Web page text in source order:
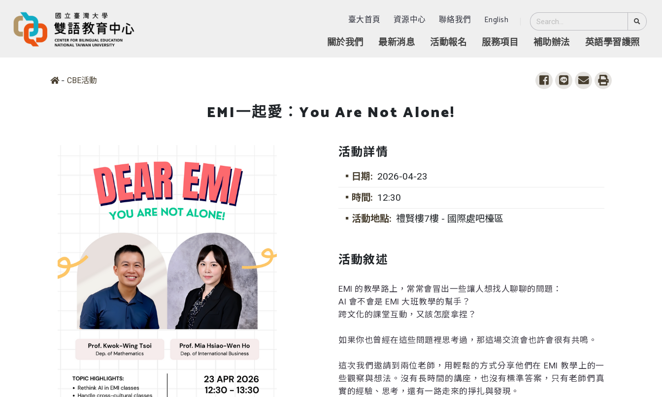
臺大首頁 資源中心 聯絡我們 English
關於我們 最新消息 活動報名 服務項目 補助辦法 英語學習護照
- CBE活動 share to facebook
share to line
share to email
print
EMI一起愛：You Are Not Alone!
活動詳情
▪日期: 2026-04-23
▪時間: 12:30
▪活動地點: 禮賢樓7樓 - 國際處吧檯區
活動敘述
EMI 的教學路上，常常會冒出一些讓人想找人聊聊的問題：
AI 會不會是 EMI 大班教學的幫手？
跨文化的課堂互動，又該怎麼拿捏？
如果你也曾經在這些問題裡思考過，那這場交流會也許會很有共鳴。
這次我們邀請到兩位老師，用輕鬆的方式分享他們在 EMI 教學上的一
些觀察與想法。沒有長時間的講座，也沒有標準答案，只有老師們真
實的經驗、思考，還有一路走來的掙扎與發現。